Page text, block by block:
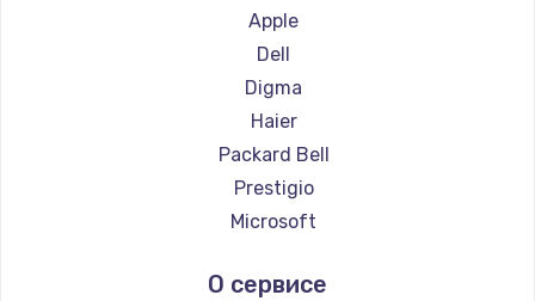
Ремонт ноутбуков Thunderobot
Ремонт ноутбуков Hasee
Ремонт ноутбуков ZTE
Ремонт ноутбуков Hiper
Ремонт ноутбуков Evga
Ремонт ноутбуков Google
Ремонт ноутбуков Echips
Ремонт ноутбуков Predator
Apple
Dell
Digma
Haier
Packard Bell
Prestigio
Microsoft
Aquarius
О сервисе